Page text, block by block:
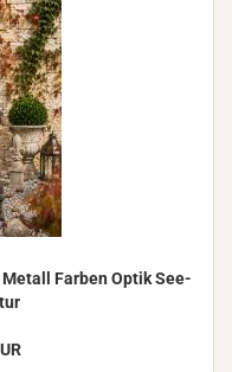
Far­ben Optik See­